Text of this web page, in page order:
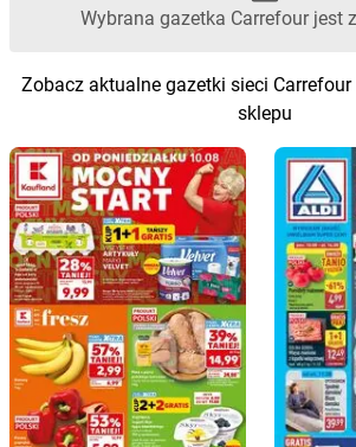
Wybrana gazetka Carrefour jest
Zobacz aktualne gazetki sieci
sklepu